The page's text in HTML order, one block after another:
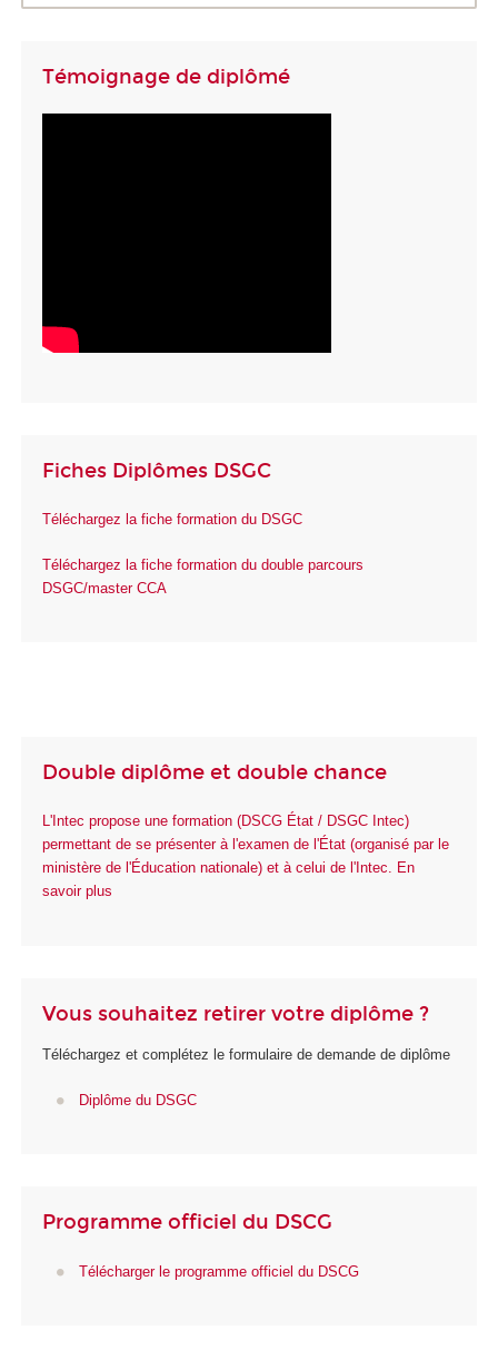
Témoignage de diplômé
Fiches Diplômes DSGC
Téléchargez la fiche formation du DSGC
Téléchargez la fiche formation du double parcours
DSGC/master CCA
Double diplôme et double chance
L'Intec propose une formation (DSCG État / DSGC Intec)
permettant de se présenter à l'examen de l'État (organisé par le
ministère de l'Éducation nationale) et à celui de l'Intec. En
savoir plus
Vous souhaitez retirer votre diplôme ?
Téléchargez et complétez le formulaire de demande de diplôme
Diplôme du DSGC
Programme officiel du DSCG
Télécharger le programme officiel du DSCG